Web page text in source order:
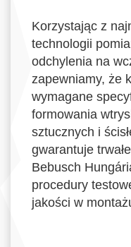
Korzystając z
technologii
odchylenia na
zapewniamy, że
wymagane
formowania
sztucznych i
gwarantuje
Bebusch
procedury
jakości w